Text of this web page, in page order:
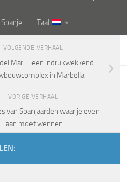
Taal:
VOLGENDE VERHAAL
Mar – een indrukwekkend
in Marbella
VORIGE VERHAAL
van Spanjaarden waar je even
aan moet wennen